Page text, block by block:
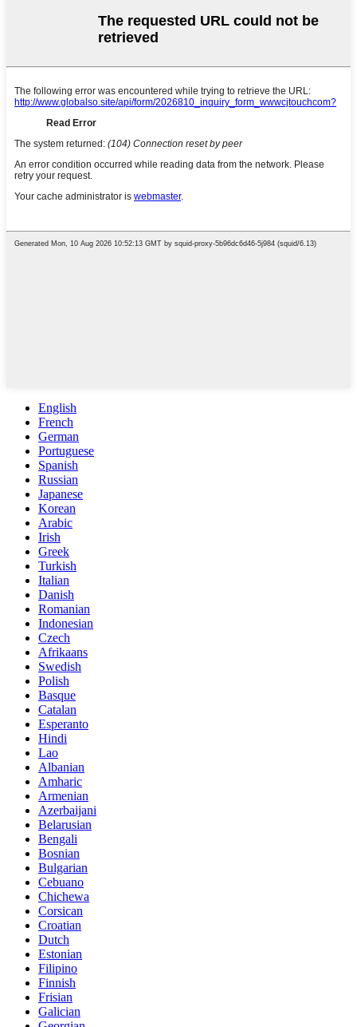
English
French
German
Portuguese
Spanish
Russian
Japanese
Korean
Arabic
Irish
Greek
Turkish
Italian
Danish
Romanian
Indonesian
Czech
Afrikaans
Swedish
Polish
Basque
Catalan
Esperanto
Hindi
Lao
Albanian
Amharic
Armenian
Azerbaijani
Belarusian
Bengali
Bosnian
Bulgarian
Cebuano
Chichewa
Corsican
Croatian
Dutch
Estonian
Filipino
Finnish
Frisian
Galician